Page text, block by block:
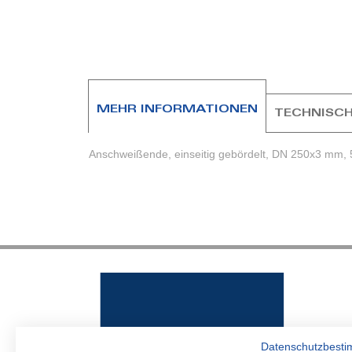
MEHR INFORMATIONEN
Anschweißende, einseitig gebördelt, DN 250x3